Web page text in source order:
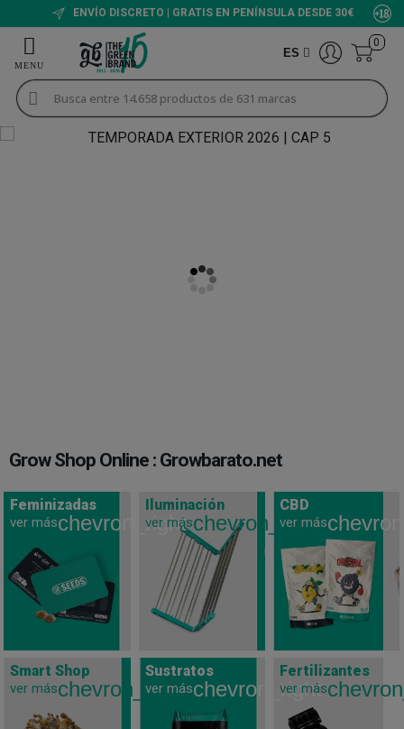
9/10 VALORACIÓN
ES
0
Grow Shop Online : Growbarato.net
Feminizadas
ver máschevron_right
Iluminación
ver máschevron_right
CBD
ver más
Smart Shop
ver máschevron_right
Sustratos
ver máschevron_right
Fertilizantes
ver más